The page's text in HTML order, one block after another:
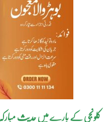
کلونجی کے بارے میں حدیث مبارکہ